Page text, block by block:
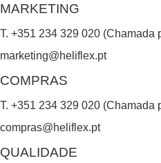
MARKETING
T. +351 234 329 020 (Chamada
marketing@heliflex.pt
COMPRAS
T. +351 234 329 020 (Chamada
compras@heliflex.pt
QUALIDADE